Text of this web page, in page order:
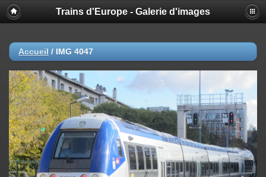
Trains d'Europe - Galerie d'images
Accueil / IMG 4047